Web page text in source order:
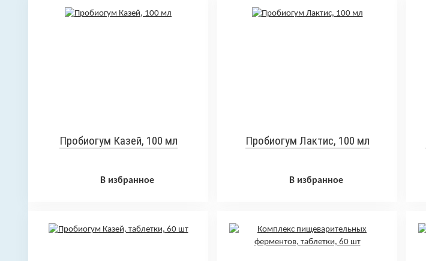
Пробиогум Казей, 100 мл
В избранное
Пробиогум Лактис, 100 мл
В избранное